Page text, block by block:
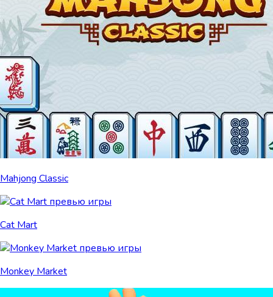
Mahjong Classic
Cat Mart
Monkey Market